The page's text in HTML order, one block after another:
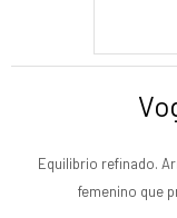
Equilibrio refinado.
femenino que